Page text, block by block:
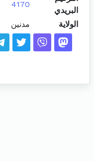
البريدي
4170
الولاية مدنين